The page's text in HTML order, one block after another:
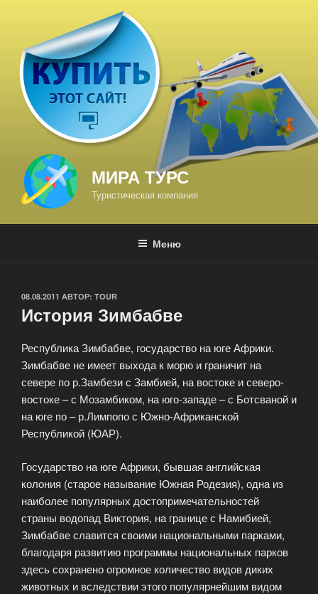
содержимому
МИРА ТУРС
Туристическая компания
Меню
ОПУБЛИКОВАНО
08.08.2011 АВТОР: TOUR
История Зимбабве
Республика Зимбабве, государство на юге Африки.
Зимбабве не имеет выхода к морю и граничит на
севере по р.Замбези с Замбией, на востоке и северо-
востоке – с Мозамбиком, на юго-западе – с Ботсваной и
на юге по – р.Лимпопо с Южно-Африканской
Республикой (ЮАР).
Государство на юге Африки, бывшая английская
колония (старое называние Южная Родезия), одна из
наиболее популярных достопримечательностей
страны водопад Виктория, на границе с Намибией,
Зимбабве славится своими национальными парками,
благодаря развитию программы национальных парков
здесь сохранено огромное количество видов диких
животных и вследствии этого популярнейшим видом